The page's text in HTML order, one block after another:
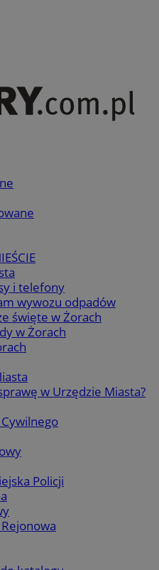
i telefony
wywozu odpadów
święte w Żorach
w Żorach
w Urzędzie Miasta?
Policji